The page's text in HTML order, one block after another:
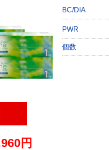
円
BC/DIA
PWR
個数